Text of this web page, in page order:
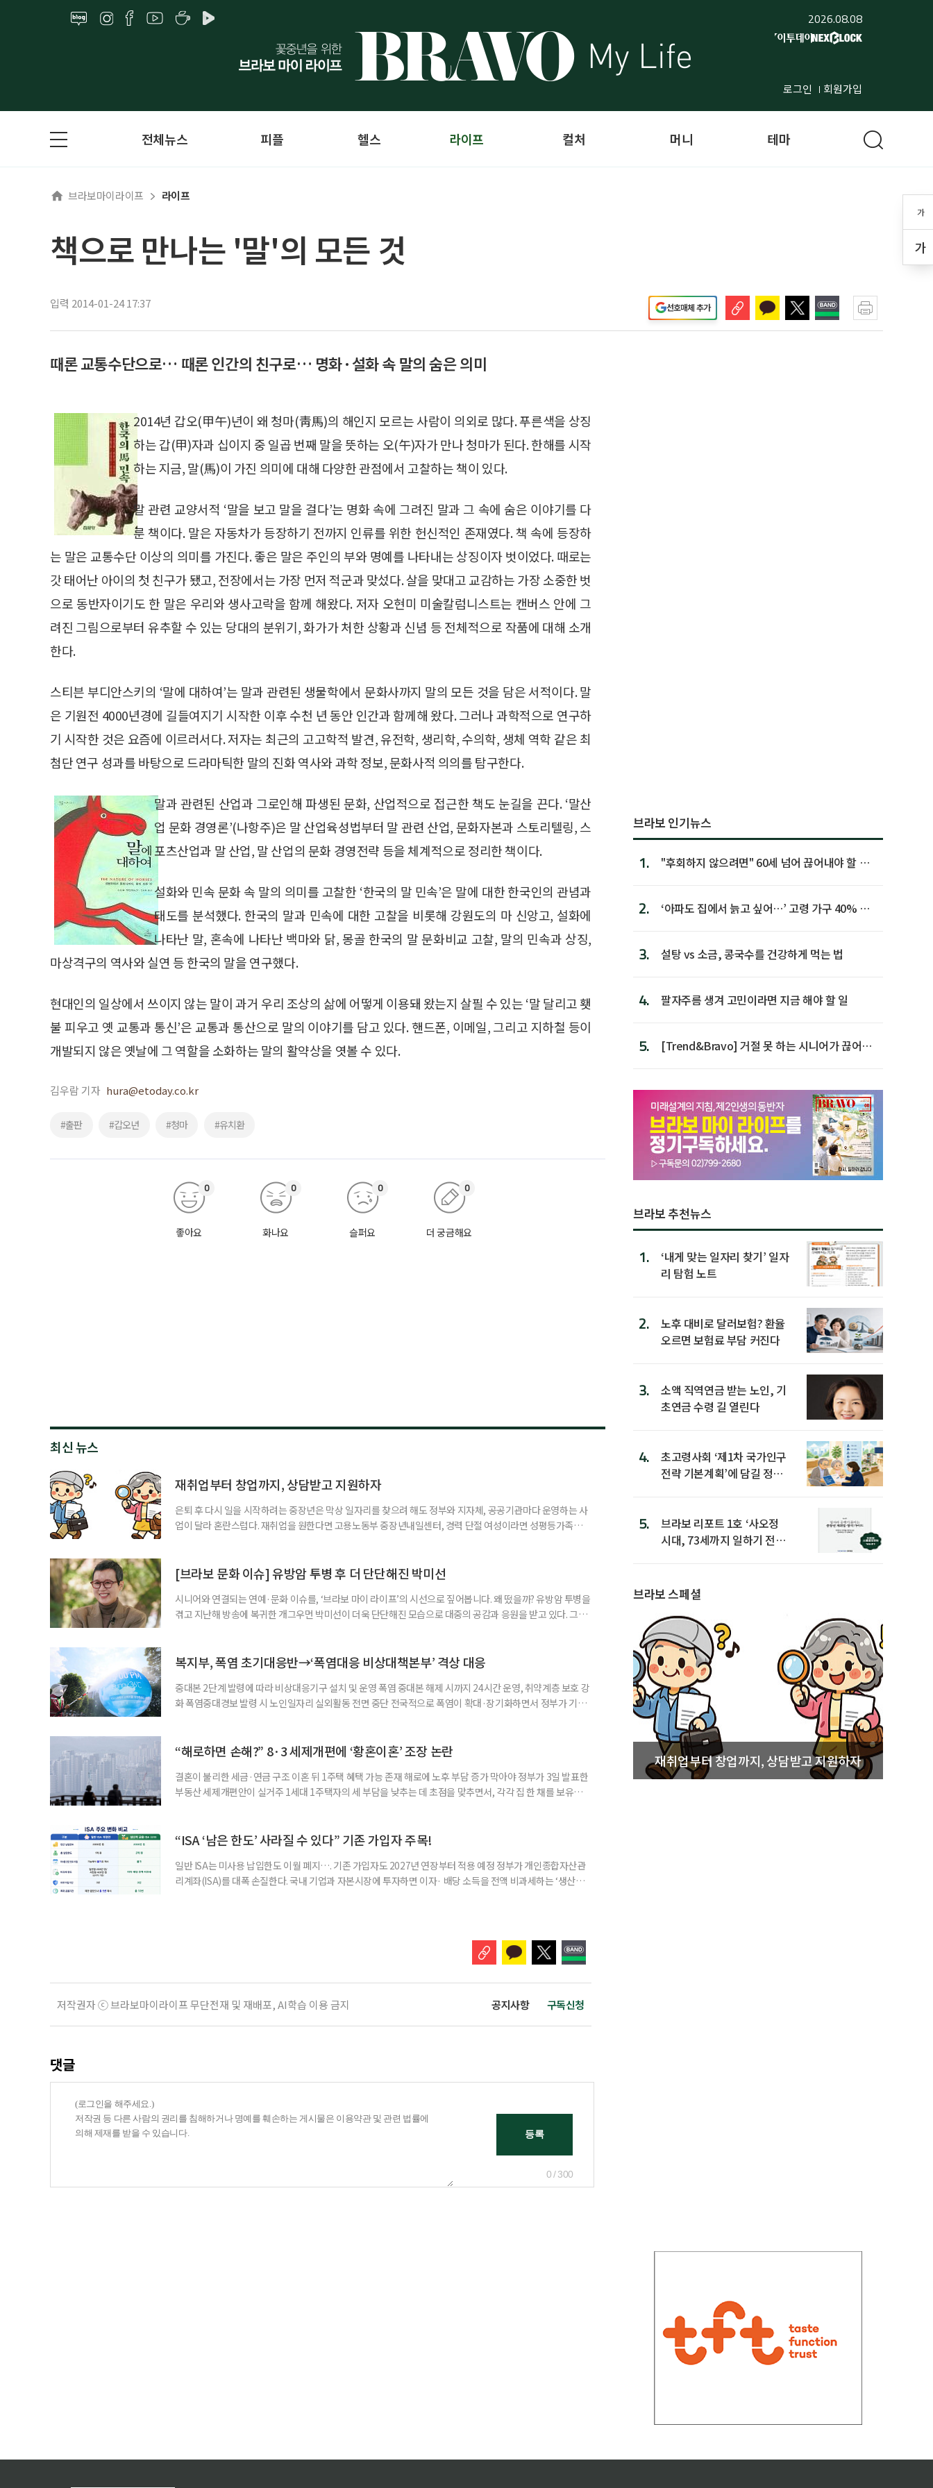
2026.08.08
로그인 회원가입
가
가
전체뉴스 피플 헬스 라이프 컬처 머니 테마
브라보마이라이프 라이프
책으로 만나는 '말'의 모든 것
입력 2014-01-24 17:37 선호매체 추가
때론 교통수단으로… 때론 인간의 친구로… 명화·설화 속 말의 숨은 의미
2014년 갑오(甲午)년이 왜 청마(靑馬)의 해인지 모르는 사람이 의외로 많다. 푸른색을 상징
하는 갑(甲)자과 십이지 중 일곱 번째 말을 뜻하는 오(午)자가 만나 청마가 된다. 한해를 시작
하는 지금, 말(馬)이 가진 의미에 대해 다양한 관점에서 고찰하는 책이 있다.
말 관련 교양서적 ‘말을 보고 말을 걸다’는 명화 속에 그려진 말과 그 속에 숨은 이야기를 다
룬 책이다. 말은 자동차가 등장하기 전까지 인류를 위한 헌신적인 존재였다. 책 속에 등장하
는 말은 교통수단 이상의 의미를 가진다. 좋은 말은 주인의 부와 명예를 나타내는 상징이자 벗이었다. 때로는
갓 태어난 아이의 첫 친구가 됐고, 전장에서는 가장 먼저 적군과 맞섰다. 살을 맞대고 교감하는 가장 소중한 벗
으로 동반자이기도 한 말은 우리와 생사고락을 함께 해왔다. 저자 오현미 미술칼럼니스트는 캔버스 안에 그
려진 그림으로부터 유추할 수 있는 당대의 분위기, 화가가 처한 상황과 신념 등 전체적으로 작품에 대해 소개
한다.
스티븐 부디안스키의 ‘말에 대하여’는 말과 관련된 생물학에서 문화사까지 말의 모든 것을 담은 서적이다. 말
은 기원전 4000년경에 길들여지기 시작한 이후 수천 년 동안 인간과 함께해 왔다. 그러나 과학적으로 연구하
기 시작한 것은 요즘에 이르러서다. 저자는 최근의 고고학적 발견, 유전학, 생리학, 수의학, 생체 역학 같은 최
첨단 연구 성과를 바탕으로 드라마틱한 말의 진화 역사와 과학 정보, 문화사적 의의를 탐구한다.
말과 관련된 산업과 그로인해 파생된 문화, 산업적으로 접근한 책도 눈길을 끈다. ‘말산
업 문화 경영론’(나항주)은 말 산업육성법부터 말 관련 산업, 문화자본과 스토리텔링, 스
포츠산업과 말 산업, 말 산업의 문화 경영전략 등을 체계적으로 정리한 책이다.
설화와 민속 문화 속 말의 의미를 고찰한 ‘한국의 말 민속’은 말에 대한 한국인의 관념과
태도를 분석했다. 한국의 말과 민속에 대한 고찰을 비롯해 강원도의 마 신앙고, 설화에
나타난 말, 혼속에 나타난 백마와 닭, 몽골 한국의 말 문화비교 고찰, 말의 민속과 상징,
마상격구의 역사와 실연 등 한국의 말을 연구했다.
현대인의 일상에서 쓰이지 않는 말이 과거 우리 조상의 삶에 어떻게 이용돼 왔는지 살필 수 있는 ‘말 달리고 횃
불 피우고 옛 교통과 통신’은 교통과 통산으로 말의 이야기를 담고 있다. 핸드폰, 이메일, 그리고 지하철 등이
개발되지 않은 옛날에 그 역할을 소화하는 말의 활약상을 엿볼 수 있다.
김우람 기자 hura@etoday.co.kr
#출판 #갑오년 #청마 #유치환
좋아요
0
화나요
0
슬퍼요
0
더 궁금해요
0
최신 뉴스
재취업부터 창업까지, 상담받고 지원하자
은퇴 후 다시 일을 시작하려는 중장년은 막상 일자리를 찾으려 해도 정부와 지자체, 공공기관마다 운영하는 사
업이 달라 혼란스럽다. 재취업을 원한다면 고용노동부 중장년내일센터, 경력 단절 여성이라면 성평등가족부
준비부터 구직 수당까지 고용노동부 국민취업지원제도 구직활동이 쉽지 않은 사람을 위한 제도다. 개인별 취
업 지원 계획을 세
[브라보 문화 이슈] 유방암 투병 후 더 단단해진 박미선
시니어와 연결되는 연예·문화 이슈를, ‘브라보 마이 라이프’의 시선으로 짚어봅니다. 왜 떴을까? 유방암 투병을
겪고 지난해 방송에 복귀한 개그우먼 박미선이 더욱 단단해진 모습으로 대중의 공감과 응원을 받고 있다. 그러
까. 오랜 방송 생활 뒤 전해진 투병 소식 박미선은 재치 있는 말솜씨와 공감 능력으로
복지부, 폭염 초기대응반→‘폭염대응 비상대책본부’ 격상 대응
중대본 2단계 발령에 따라 비상대응기구 설치 및 운영 폭염 중대본 해제 시까지 24시간 운영, 취약계층 보호 강
화 폭염중대경보 발령 시 노인일자리 실외활동 전면 중단 전국적으로 폭염이 확대·장기화하면서 정부가 기존
책본부(중대본) 2단계(심각)가 발령된 이후에도 폭염이 전국적으로 확대되고 장기화한 데 따른 것이다. 기존에
“해로하면 손해?” 8·3 세제개편에 ‘황혼이혼’ 조장 논란
결혼이 불리한 세금·연금 구조 이혼 뒤 1주택 혜택 가능 존재 해로에 노후 부담 증가 막아야 정부가 3일 발표한
부동산 세제개편안이 실거주 1세대 1주택자의 세 부담을 낮추는 데 초점을 맞추면서, 각각 집 한 채를 보유한
부가 각자 집 한 채씩을 보유하면 한 세대가 두 채를 가진 것으로 보지만, 실제 이혼해 주거와 생계를 분
“ISA ‘남은 한도’ 사라질 수 있다” 기존 가입자 주목!
일반 ISA는 미사용 납입한도 이월 폐지…. 기존 가입자도 2027년 연장부터 적용 예정 정부가 개인종합자산관
리계좌(ISA)를 대폭 손질한다. 국내 기업과 자본시장에 투자하면 이자· 배당 소득을 전액 비과세하는 ‘생산적
저작권자 ⓒ 브라보마이라이프 무단전재 및 재배포, AI학습 이용 금지 공지사항 구독신청
댓글
0 / 300
브라보 인기뉴스
1.
"후회하지 않으려면" 60세 넘어 끊어내야 할 사
2.
‘아파도 집에서 늙고 싶어…’ 고령 가구 40% 노
3. 설탕 vs 소금, 콩국수를 건강하게 먹는 법
4. 팔자주름 생겨 고민이라면 지금 해야 할 일
5.
[Trend&Bravo] 거절 못 하는 시니어가 끊어야
브라보 추천뉴스
1.
‘내게 맞는 일자리 찾기’ 일자
리 탐험 노트
2.
노후 대비로 달러보험? 환율
오르면 보험료 부담 커진다
3.
소액 직역연금 받는 노인, 기
초연금 수령 길 열린다
4.
초고령사회 ‘제1차 국가인구
전략 기본계획’에 담길 정책
5.
브라보 리포트 1호 ‘사오정
시대, 73세까지 일하기 전략’
브라보 스페셜
재취업부터 창업까지, 상담받고 지원하자